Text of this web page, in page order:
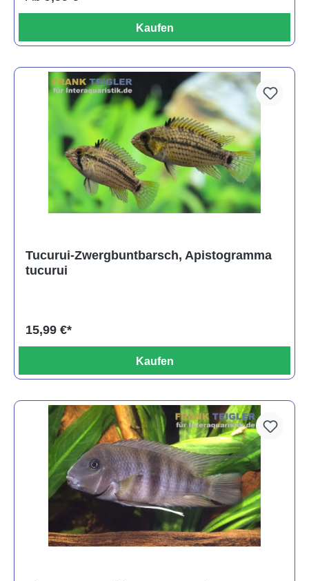
Kaufen
Tucurui-Zwergbuntbarsch, Apistogramma
tucurui
15,99 €*
Kaufen